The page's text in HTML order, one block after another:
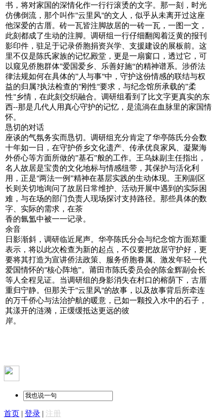
书，将对家国的深情化作一行行滚烫的文字。那一刻，时光
仿佛倒流，那个叫作"云里风"的文人，似乎从未离开过这座
他深爱的古厝。砖一瓦皆注脚故居的一砖一瓦，一图一文，
此刻都成了生动的注脚。调研组一行仔细翻阅着泛黄的报刊
影印件，驻足于记录侨胞捐资兴学、支援建设的展板前。这
里不仅是陈氏家族的记忆殿堂，更是一扇窗口，透过它，可
以窥见侨胞群体"爱国爱乡、乐善好施“的精神谱系。涉侨法
律法规如何在具体的”人与事"中，守护这份情感的联结与权
益的归属?执法检查的"刚性"要求，与纪念馆所承载的”柔
性"乡情，在此刻交织融合。调研组看到了比文字更真实的东
西--那是几代人用真心守护的记忆，是流淌在血脉里的家国情
怀。
恳切的对话
座谈的气氛务实而恳切。调研组充分肯定了华亭陈氏分会数
十年如一日，在守护侨乡文化遗产、传承优良家风、凝聚海
外侨心等方面所做的”基石”般的工作。王乌妹副主任指出，
名人故居是宝贵的文化地标与情感纽带，其保护与活化利
用，正是"两法一例”精神在基层实践的生动体现。王刚副区
长则关切地询问了故居日常维护、活动开展中遇到的实际困
难，与在场的部门负责人现场探讨支持路径。那些具体的数
字、实际的需求，在茶
香的氤氲中被一一记录。
余音
日影渐斜，调研临近尾声。华亭陈氏分会与纪念馆方面郑重
表示，将以此次检查为新的起点，不仅要把故居守护好，更
要将其打造为宣讲侨法政策、服务侨胞眷属、激发年轻一代
爱国情怀的"核心阵地”。莆田市陈氏委员会的陈金辉副会长
等人全程见证。当调研组的身影消失在村口的榕荫下，古厝
重归宁静。但那关于"云里风"的故事，以及故事背后所牵连
的万千侨心与法治护航的暖意，已如一颗投入水中的石子，
其漾开的涟漪，正缓缓抵达更远的彼
岸。
首页 | 登录 | 注册